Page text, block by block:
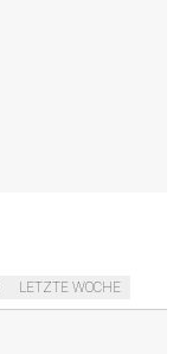
LETZTE WOCHE